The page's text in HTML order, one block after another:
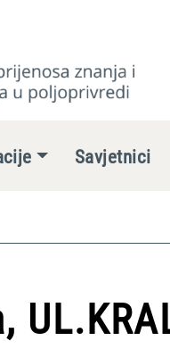
Savjetnici